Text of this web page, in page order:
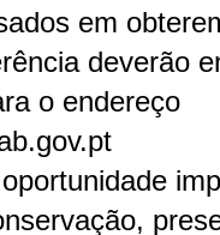
em
deverão
o endereço